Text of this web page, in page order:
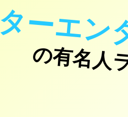
ーエン
の有名人